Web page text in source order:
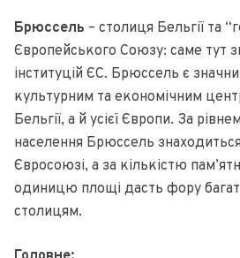
Брюссель – столиця Бельгії та
Європейського Союзу: саме тут
інституцій ЄС. Брюссель є
культурним та економічним
Бельгії, а й усієї Європи. За
населення Брюссель
Євросоюзі, а за кількістю
одиницю площі дасть фору
столицям.